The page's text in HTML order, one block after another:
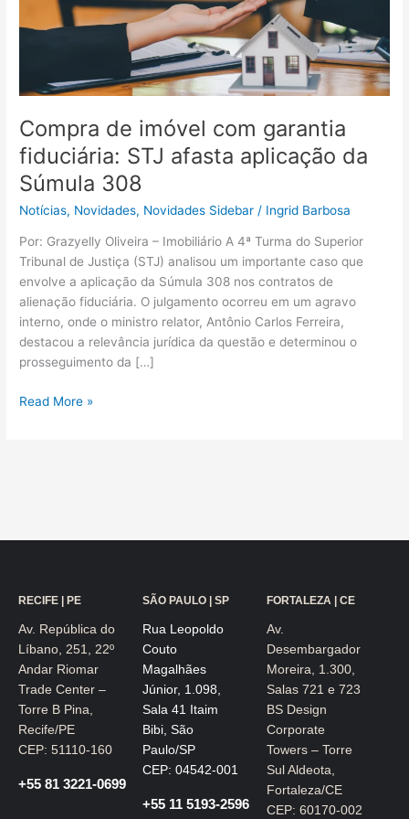
Compra de imóvel com garantia
fiduciária: STJ afasta aplicação da
Súmula 308
Notícias, Novidades, Novidades Sidebar / Ingrid Barbosa
Por: Grazyelly Oliveira – Imobiliário A 4ª Turma do Superior
Tribunal de Justiça (STJ) analisou um importante caso que
envolve a aplicação da Súmula 308 nos contratos de
alienação fiduciária. O julgamento ocorreu em um agravo
interno, onde o ministro relator, Antônio Carlos Ferreira,
destacou a relevância jurídica da questão e determinou o
prosseguimento da […]
aplicação
Read More »
RECIFE | PE
Av. República do
Líbano, 251, 22º
Andar Riomar
Trade Center –
Torre B Pina,
Recife/PE
CEP: 51110-160
+55 81 3221-0699
SÃO PAULO | SP
Rua Leopoldo
Couto
Magalhães
Júnior, 1.098,
Sala 41 Itaim
Bibi, São
Paulo/SP
CEP: 04542-001
+55 11 5193-2596
FORTALEZA | CE
Av.
Desembargador
Moreira, 1.300,
Salas 721 e 723
BS Design
Corporate
Towers – Torre
Sul Aldeota,
Fortaleza/CE
CEP: 60170-002